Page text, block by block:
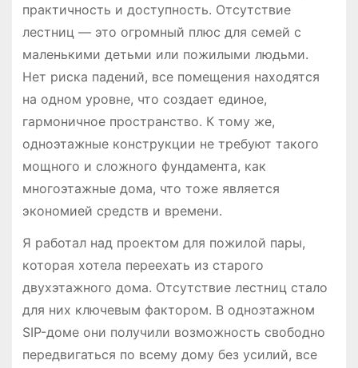
практичность и доступность. Отсутствие
лестниц — это огромный плюс для семей с
маленькими детьми или пожилыми людьми.
Нет риска падений, все помещения находятся
на одном уровне, что создает единое,
гармоничное пространство. К тому же,
одноэтажные конструкции не требуют такого
мощного и сложного фундамента, как
многоэтажные дома, что тоже является
экономией средств и времени.
Я работал над проектом для пожилой пары,
которая хотела переехать из старого
двухэтажного дома. Отсутствие лестниц стало
для них ключевым фактором. В одноэтажном
SIP-доме они получили возможность свободно
передвигаться по всему дому без усилий, все